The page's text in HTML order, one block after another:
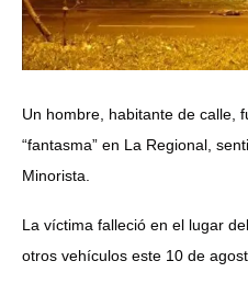
Un hombre, habitante de calle,
“fantasma” en La Regional,
Minorista.
La víctima falleció en el lugar
otros vehículos este 10 de